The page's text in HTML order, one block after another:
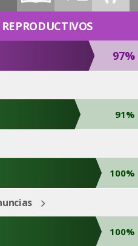
ENG
97%
91%
100%
100%